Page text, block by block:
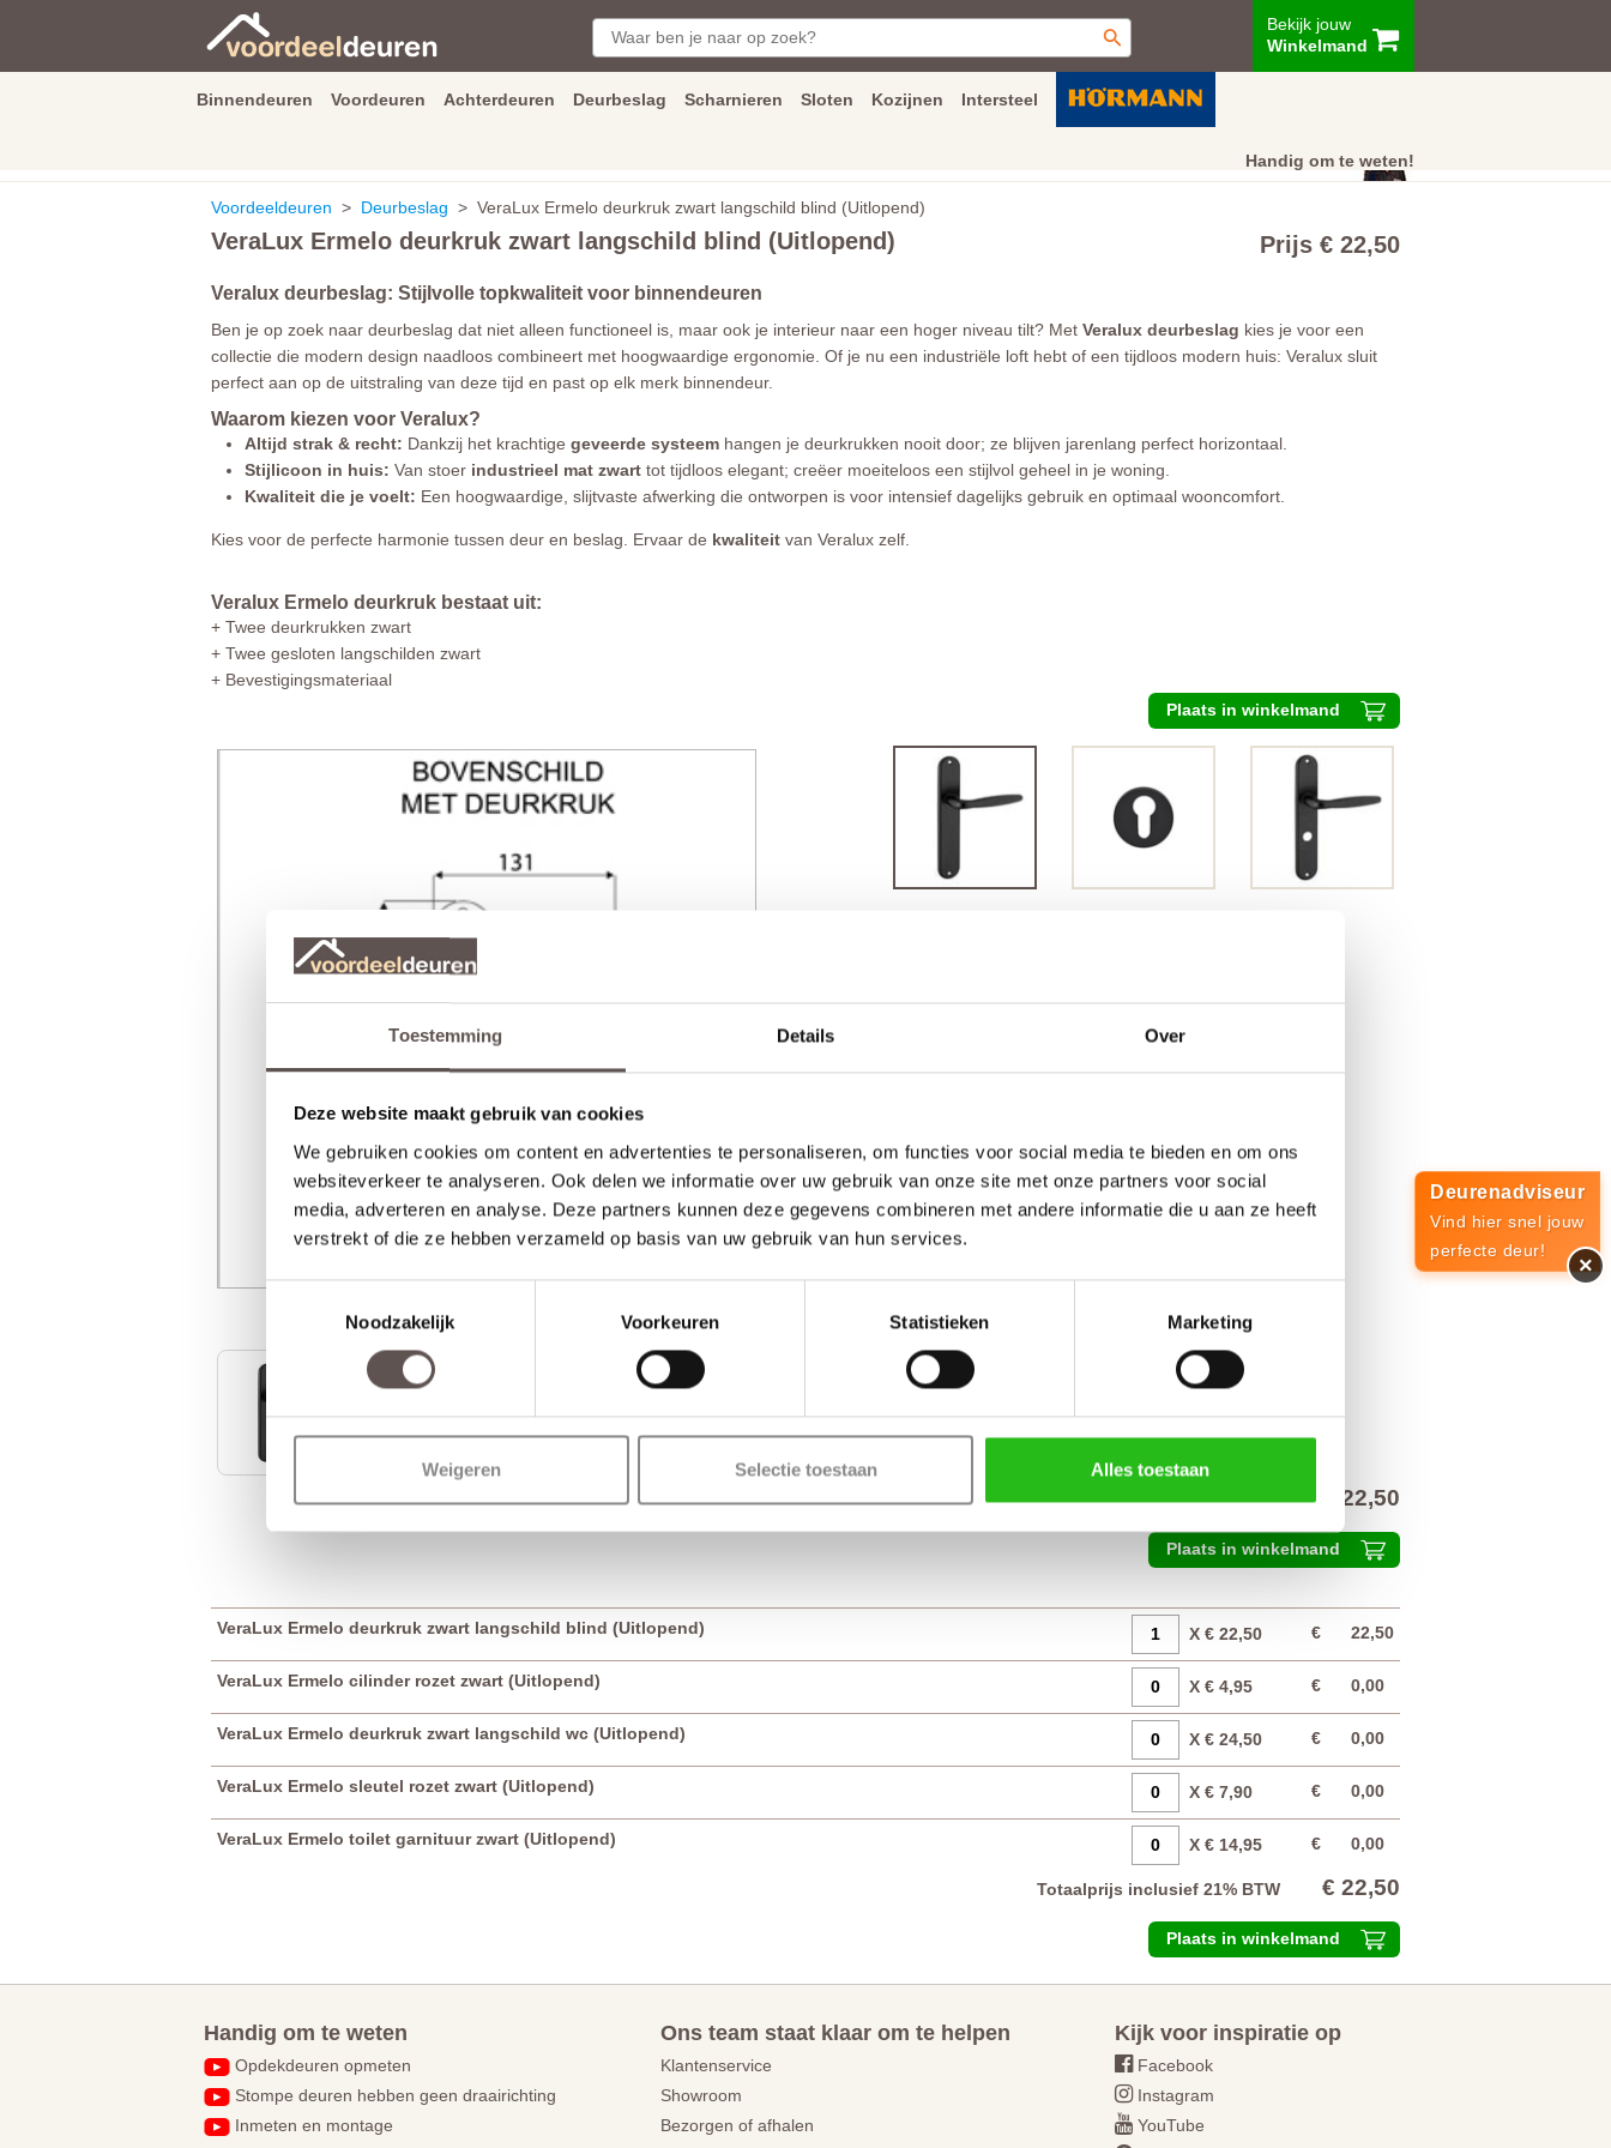
Toestemming Details Over
Deze website maakt gebruik van cookies
We gebruiken cookies om content en advertenties te personaliseren, om functies voor social media te bieden en om ons
websiteverkeer te analyseren. Ook delen we informatie over uw gebruik van onze site met onze partners voor social
media, adverteren en analyse. Deze partners kunnen deze gegevens combineren met andere informatie die u aan ze heeft
verstrekt of die ze hebben verzameld op basis van uw gebruik van hun services.
Toestemmingsselectie
Noodzakelijk
Voorkeuren Statistieken Marketing
Weigeren Selectie toestaan Alles toestaan
Bekijk jouw
Winkelmand
Binnendeuren Voordeuren Achterdeuren Deurbeslag Scharnieren Sloten Kozijnen Intersteel
Handig om te weten!
Klantenservice
Voordeeldeuren > Deurbeslag > VeraLux Ermelo deurkruk zwart langschild blind (Uitlopend)
Prijs € 22,50
VeraLux Ermelo deurkruk zwart langschild blind (Uitlopend)
Veralux deurbeslag: Stijlvolle topkwaliteit voor binnendeuren
Ben je op zoek naar deurbeslag dat niet alleen functioneel is, maar ook je interieur naar een hoger niveau tilt? Met Veralux deurbeslag kies je voor een
collectie die modern design naadloos combineert met hoogwaardige ergonomie. Of je nu een industriële loft hebt of een tijdloos modern huis: Veralux sluit
perfect aan op de uitstraling van deze tijd en past op elk merk binnendeur.
Waarom kiezen voor Veralux?
Altijd strak & recht: Dankzij het krachtige geveerde systeem hangen je deurkrukken nooit door; ze blijven jarenlang perfect horizontaal.
Stijlicoon in huis: Van stoer industrieel mat zwart tot tijdloos elegant; creëer moeiteloos een stijlvol geheel in je woning.
Kwaliteit die je voelt: Een hoogwaardige, slijtvaste afwerking die ontworpen is voor intensief dagelijks gebruik en optimaal wooncomfort.
Kies voor de perfecte harmonie tussen deur en beslag. Ervaar de kwaliteit van Veralux zelf.
Veralux Ermelo deurkruk bestaat uit:
+ Twee deurkrukken zwart
+ Twee gesloten langschilden zwart
+ Bevestigingsmateriaal
Plaats in winkelmand
Totaalprijs inclusief 21% BTW € 22,50
Plaats in winkelmand
VeraLux Ermelo deurkruk zwart langschild blind (Uitlopend) X € 22,50 € 22,50
VeraLux Ermelo cilinder rozet zwart (Uitlopend) X € 4,95 € 0,00
VeraLux Ermelo deurkruk zwart langschild wc (Uitlopend) X € 24,50 € 0,00
VeraLux Ermelo sleutel rozet zwart (Uitlopend) X € 7,90 € 0,00
VeraLux Ermelo toilet garnituur zwart (Uitlopend) X € 14,95 € 0,00
Totaalprijs inclusief 21% BTW € 22,50
Plaats in winkelmand
Handig om te weten
Opdekdeuren opmeten
Stompe deuren hebben geen draairichting
Inmeten en montage
Ons team staat klaar om te helpen
Klantenservice
Showroom
Bezorgen of afhalen
Kijk voor inspiratie op
Facebook
Instagram
YouTube
Deurenadviseur
Vind hier snel jouw
perfecte deur!
×